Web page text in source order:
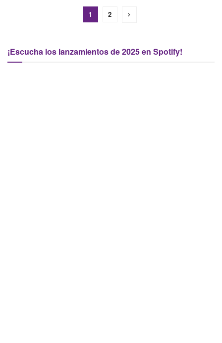
1 2
¡Escucha los lanzamientos de 2025 en Spotify!